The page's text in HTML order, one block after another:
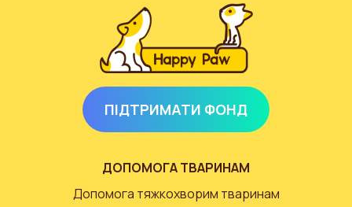
ПІДТРИМАТИ ФОНД
ДОПОМОГА ТВАРИНАМ
Допомога тяжкохворим тваринам